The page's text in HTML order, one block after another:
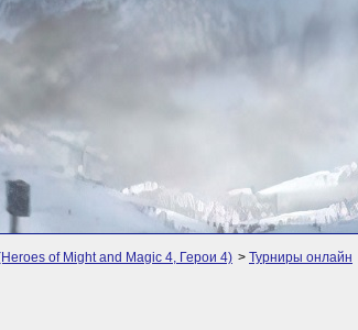
of Might and Magic 4, Герои 4) > Турниры онлайн